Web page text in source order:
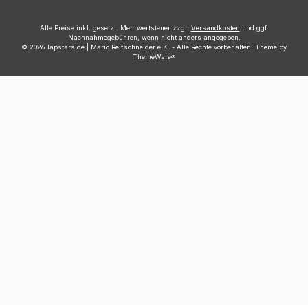
Alle Preise inkl. gesetzl. Mehrwertsteuer zzgl. Versandkosten und ggf.
Nachnahmegebühren, wenn nicht anders angegeben.
© 2026 lapstars.de | Mario Reifschneider e.K. - Alle Rechte vorbehalten. Theme by
ThemeWare®